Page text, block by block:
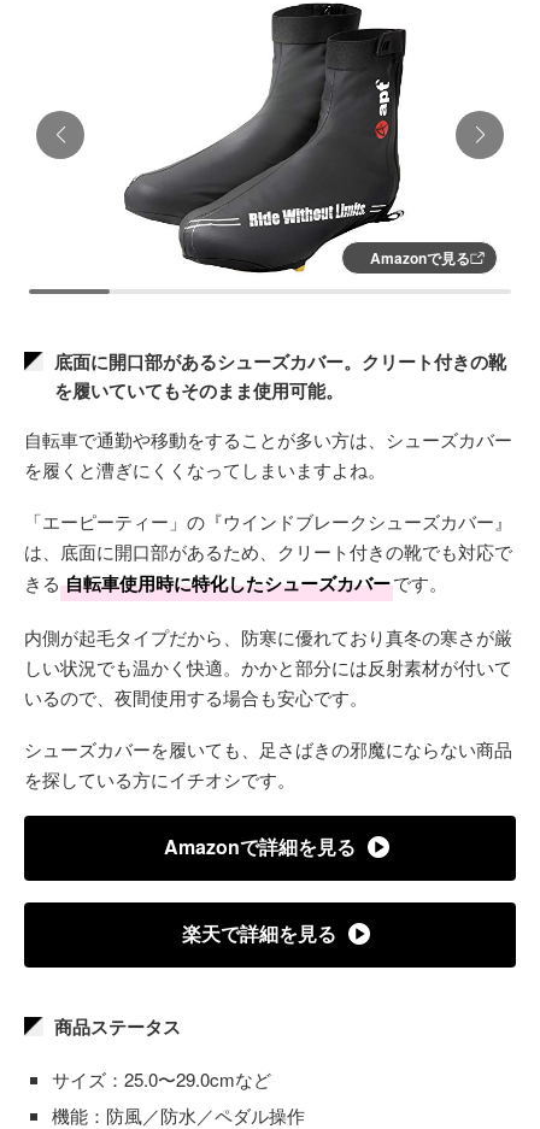
Amazonで見る
底面に開口部があるシューズカバー。クリート付きの靴
を履いていてもそのまま使用可能。
自転車で通勤や移動をすることが多い方は、シューズカバー
を履くと漕ぎにくくなってしまいますよね。
「エーピーティー」の『ウインドブレークシューズカバー』
は、底面に開口部があるため、クリート付きの靴でも対応で
きる 自転車使用時に特化したシューズカバーです。
内側が起毛タイプだから、防寒に優れており真冬の寒さが厳
しい状況でも温かく快適。かかと部分には反射素材が付いて
いるので、夜間使用する場合も安心です。
シューズカバーを履いても、足さばきの邪魔にならない商品
を探している方にイチオシです。
Amazonで詳細を見る
楽天で詳細を見る
商品ステータス
サイズ：25.0〜29.0cmなど
機能：防風／防水／ペダル操作